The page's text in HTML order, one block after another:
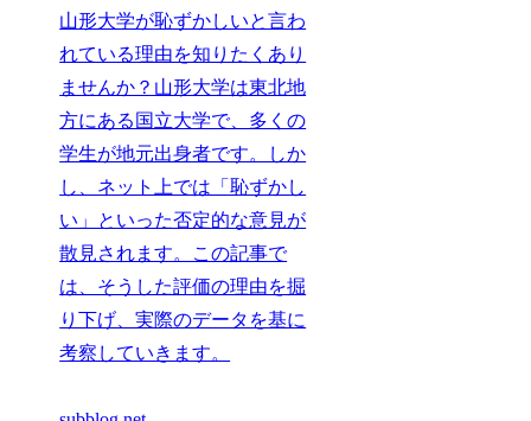
山形大学が恥ずかしいと言わ
れている理由を知りたくあり
ませんか？山形大学は東北地
方にある国立大学で、多くの
学生が地元出身者です。しか
し、ネット上では「恥ずかし
い」といった否定的な意見が
散見されます。この記事で
は、そうした評価の理由を掘
り下げ、実際のデータを基に
考察していきます。